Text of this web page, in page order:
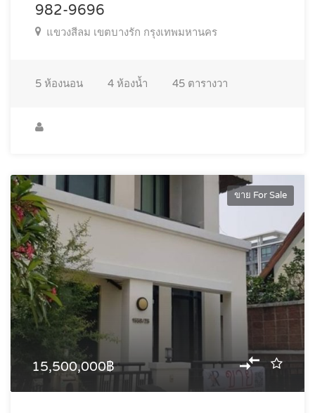
982-9696
แขวงสีลม เขตบางรัก กรุงเทพมหานคร
5 ห้องนอน 4 ห้องน้ำ 45 ตารางวา
ขาย For Sale
15,500,000฿